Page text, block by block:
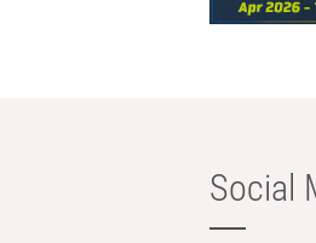
Social